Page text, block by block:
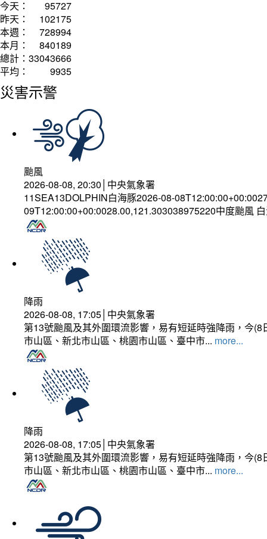
今天：
95727
昨天：
102175
本週：
728994
本月：
840189
總計： 33043666
平均：
9935
災害示警
颱風
2026-08-08, 20:30│中央氣象署
11SEA13DOLPHIN白海豚2026-08-
09T12:00:00+00:0028.00,121.303038975220中度颱風
降雨
2026-08-08, 17:05│中央氣象署
第13號颱風及其外圍環流影響，易有短延時強降雨，今
市山區、新北市山區、桃園市山區、臺中市... more...
降雨
2026-08-08, 17:05│中央氣象署
第13號颱風及其外圍環流影響，易有短延時強降雨，今
市山區、新北市山區、桃園市山區、臺中市... more...